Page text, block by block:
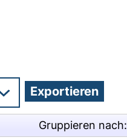
Gruppieren nach: